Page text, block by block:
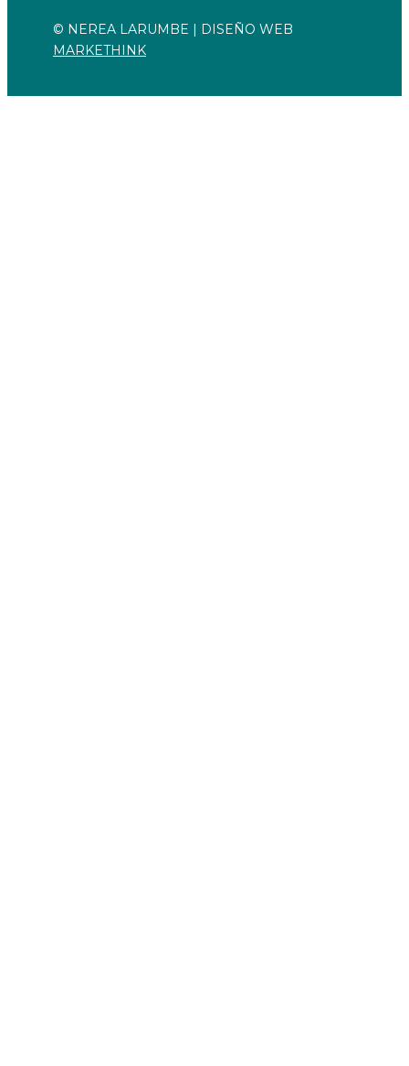
© NEREA LARUMBE | DISEÑO WEB
MARKETHINK